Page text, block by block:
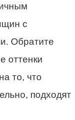
с
Обратите
оттенки
то, что
подходят